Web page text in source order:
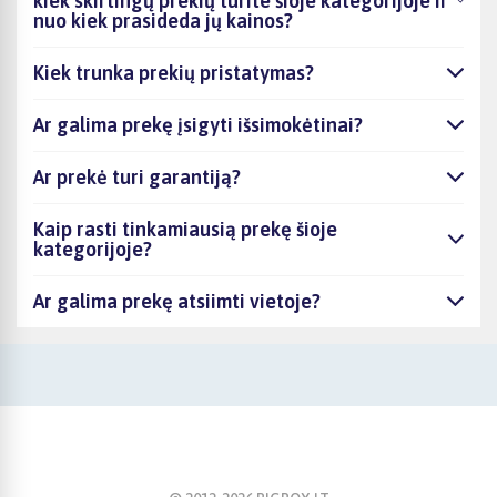
nuo kiek prasideda jų kainos?
Kiek trunka prekių pristatymas?
Ar galima prekę įsigyti išsimokėtinai?
Ar prekė turi garantiją?
Kaip rasti tinkamiausią prekę šioje
kategorijoje?
Ar galima prekę atsiimti vietoje?